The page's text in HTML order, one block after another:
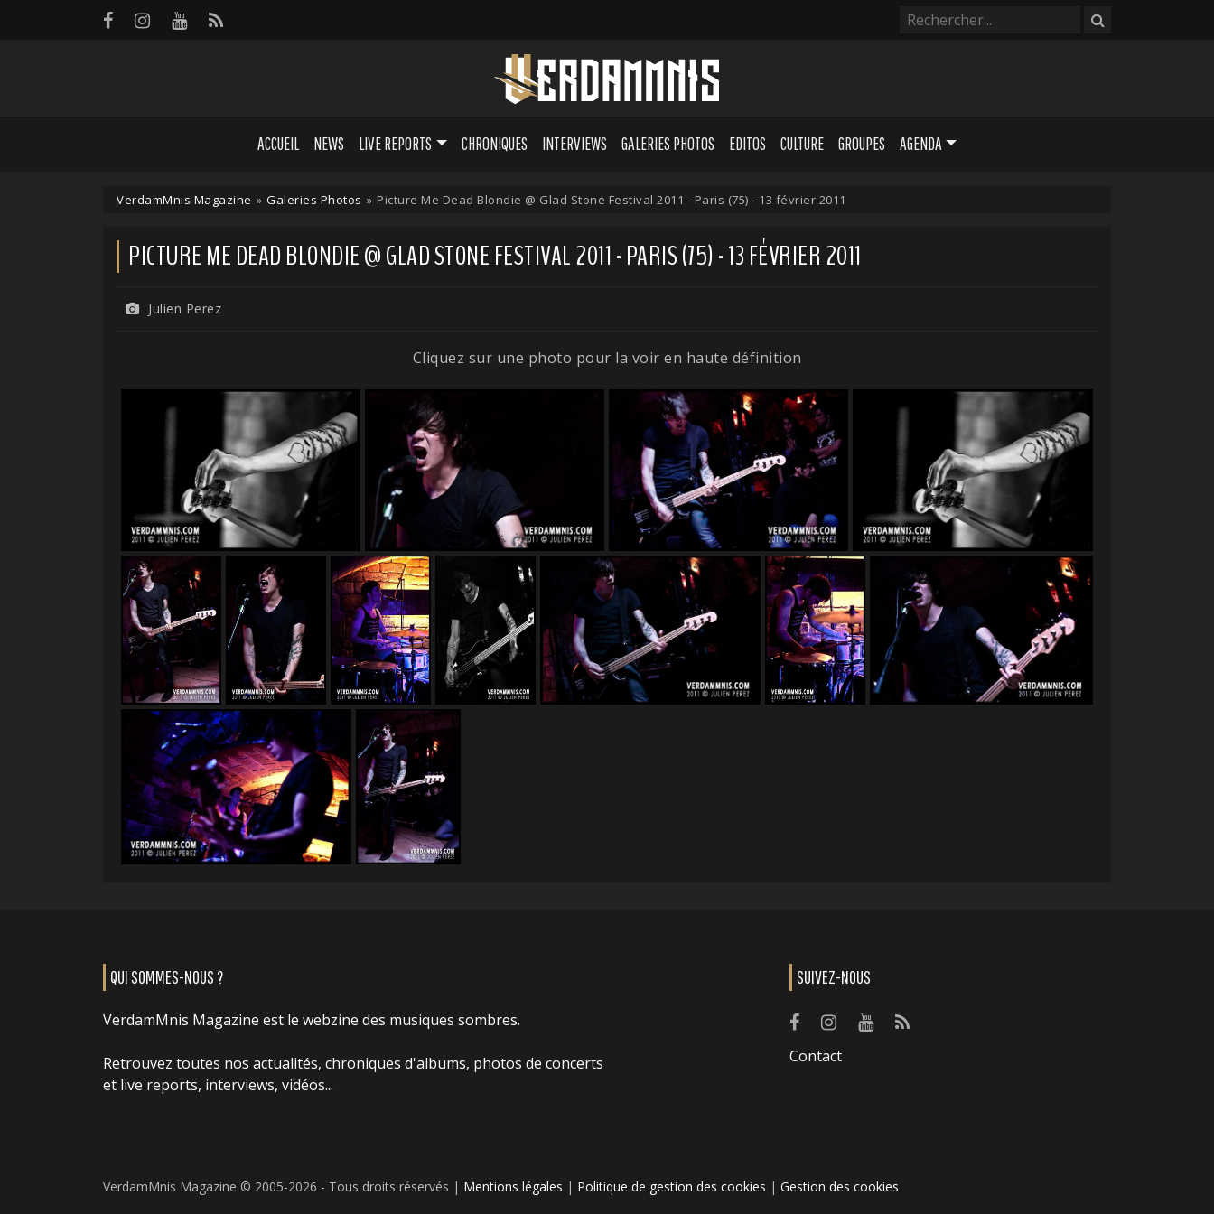
ACCUEIL NEWS LIVE REPORTS CHRONIQUES INTERVIEWS GALERIES PHOTOS EDITOS CULTURE GROUPES AGENDA
VerdamMnis Magazine » Galeries Photos » Picture Me Dead Blondie @ Glad Stone Festival 2011 - Paris (75) - 13 février 2011
PICTURE ME DEAD BLONDIE @ GLAD STONE FESTIVAL 2011 - PARIS (75) - 13 FÉVRIER 2011
Julien Perez
Cliquez sur une photo pour la voir en haute définition
QUI SOMMES-NOUS ?
VerdamMnis Magazine est le webzine des musiques sombres.
Retrouvez toutes nos actualités, chroniques d'albums, photos de concerts
et live reports, interviews, vidéos...
SUIVEZ-NOUS
Contact
VerdamMnis Magazine © 2005-2026 - Tous droits réservés | Mentions légales | Politique de gestion des cookies | Gestion des cookies
Panneau de gestion des cookies